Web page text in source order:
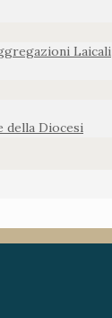
Laicali
della Diocesi